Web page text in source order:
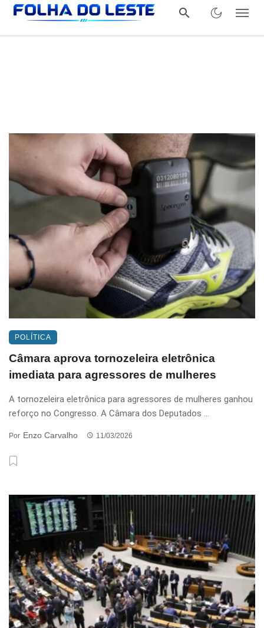
POLÍTICA
Câmara aprova tornozeleira eletrônica
imediata para agressores de mulheres
A tornozeleira eletrônica para agressores de mulheres ganhou
reforço no Congresso. A Câmara dos Deputados ...
Por Enzo Carvalho 11/03/2026